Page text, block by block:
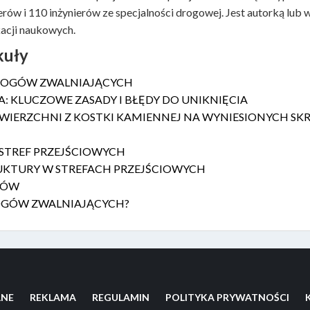
i 110 inżynierów ze specjalności drogowej. Jest autorką lub
naukowych.
ZWALNIAJĄCYCH
KLUCZOWE ZASADY I BŁĘDY DO UNIKNIĘCIA
Z KOSTKI KAMIENNEJ NA WYNIESIONYCH
PRZEJŚCIOWYCH
W STREFACH PRZEJŚCIOWYCH
ZWALNIAJĄCYCH?
REKLAMA REGULAMIN POLITYKA PRYWATNOŚCI